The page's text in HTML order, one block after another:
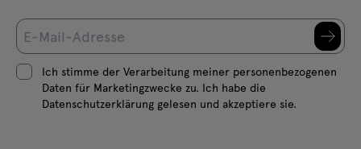
Ich stimme der Verarbeitung meiner personenbezogenen
Daten für Marketingzwecke zu. Ich habe die
Datenschutzerklärung gelesen und akzeptiere sie.